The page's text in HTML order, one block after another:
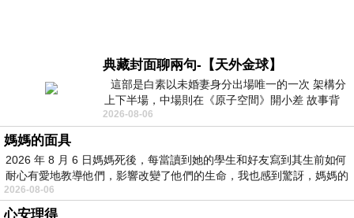
典藏封面聊兩句-【天外金球】
這部是白素以未婚妻身分出場唯一的一次 架構分
上下半場，中場則在《原子空間》開小差 故事背
景影射西藏境外流亡 地下組織
2026-08-06
媽媽的面具
2026 年 8 月 6 日媽媽死後，每當讀到她的學生和好友寫到其生前如何
耐心有愛地教導他們，影響改變了他們的生命，我也感到驚訝，媽媽的
2026-08-06
心安理得